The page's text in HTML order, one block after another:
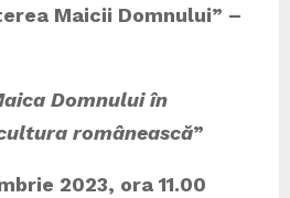
Maicii Domnului” –
Domnului în
românească”
2023, ora 11.00